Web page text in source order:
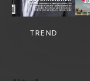
TREND